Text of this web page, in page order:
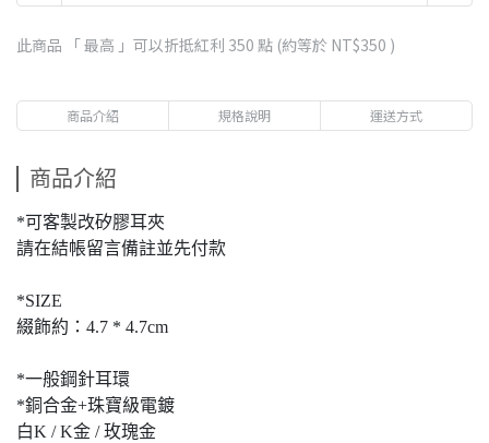
此商品 「 最高 」可以折抵紅利 350 點 (約等於 NT$350 )
商品介紹 規格說明 運送方式
商品介紹
*可客製改矽膠耳夾
請在結帳留言備註並先付款
*SIZE
綴飾約：4.7 * 4.7cm
*一般鋼針耳環
*銅合金+珠寶級電鍍
白K / K金 / 玫瑰金